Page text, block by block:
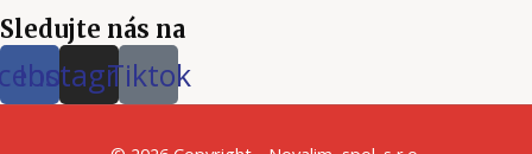
Sledujte nás na
Instagram
Tiktok